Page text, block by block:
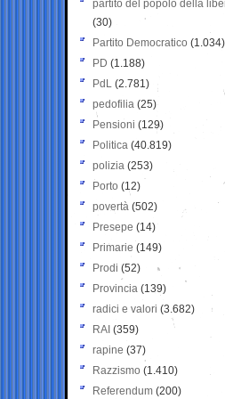
partito del popolo della
(30)
Partito Democratico (1.034)
PD (1.188)
PdL (2.781)
pedofilia (25)
Pensioni (129)
Politica (40.819)
polizia (253)
Porto (12)
povertà (502)
Presepe (14)
Primarie (149)
Prodi (52)
Provincia (139)
radici e valori (3.682)
RAI (359)
rapine (37)
Razzismo (1.410)
Referendum (200)